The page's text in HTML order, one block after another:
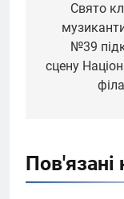
записів
Свято
№39
сцену
Пов'язані